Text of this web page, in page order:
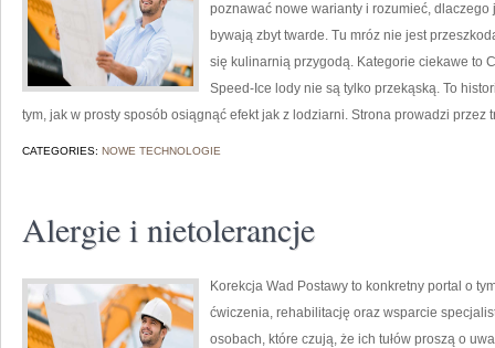
poznawać nowe warianty i rozumieć,
bywają zbyt twarde. Tu mróz nie jest
się kulinarnią przygodą. Kategorie ciekawe to
Speed-Ice lody nie są tylko przekąską. To
tym, jak w prosty sposób osiągnąć efekt jak z lodziarni. Strona prowadzi przez
CATEGORIES: NOWE TECHNOLOGIE
Alergie i nietolerancje
Korekcja Wad Postawy to konkretny portal o
ćwiczenia, rehabilitację oraz wsparcie
osobach, które czują, że ich tułów proszą o